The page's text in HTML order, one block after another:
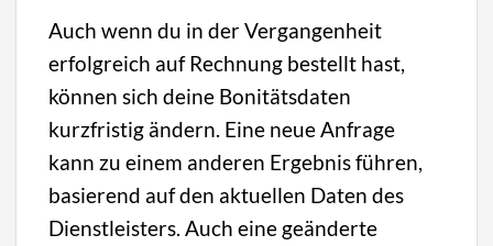
Auch wenn du in der Vergangenheit
erfolgreich auf Rechnung bestellt hast,
können sich deine Bonitätsdaten
kurzfristig ändern. Eine neue Anfrage
kann zu einem anderen Ergebnis führen,
basierend auf den aktuellen Daten des
Dienstleisters. Auch eine geänderte